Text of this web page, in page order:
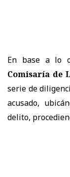
En base a lo
Comisaría de
serie de
acusado,
delito,